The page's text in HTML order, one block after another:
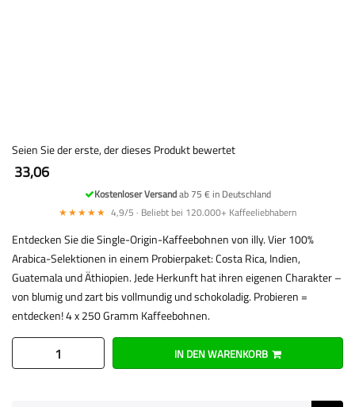
Seien Sie der erste, der dieses Produkt bewertet
33,06
Kostenloser Versandab 75 € in Deutschland
★★★★★ 4,9/5 · Beliebt bei 120.000+ Kaffeeliebhabern
Entdecken Sie die Single-Origin-Kaffeebohnen von illy. Vier 100%
Arabica-Selektionen in einem Probierpaket: Costa Rica, Indien,
Guatemala und Äthiopien. Jede Herkunft hat ihren eigenen Charakter –
von blumig und zart bis vollmundig und schokoladig. Probieren =
entdecken! 4 x 250 Gramm Kaffeebohnen.
IN DEN WARENKORB